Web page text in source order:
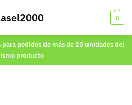
0
para pedidos de más de 25 unidades del
producto